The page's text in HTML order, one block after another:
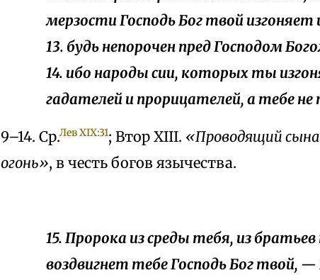
мерзости Господь Бог твой
13. будь непорочен пред Господом
14. ибо народы сии, которых ты
гадателей и прорицателей, а тебе
9–14. Ср.Лев ХIX:31; Втор XIII. «Проводящий сына
огонь», в честь богов язычества.
15. Пророка из среды тебя, из
воздвигнет тебе Господь Бог твой,